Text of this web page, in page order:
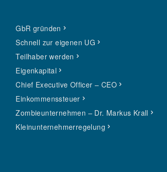
GbR gründen
Schnell zur eigenen UG
Teilhaber werden
Eigenkapital
Chief Executive Officer – CEO
Einkommenssteuer
Zombieunternehmen – Dr. Markus Krall
Kleinunternehmerregelung